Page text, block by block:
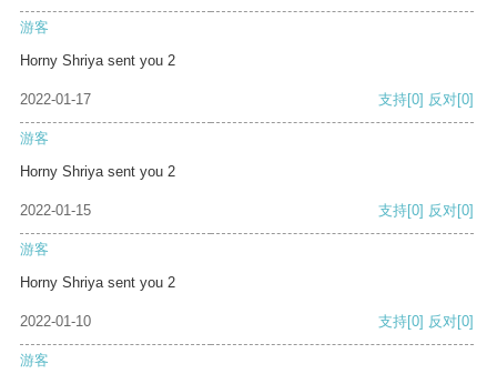
游客
Horny Shriya sent you 2
2022-01-17 支持[0] 反对[0]
游客
Horny Shriya sent you 2
2022-01-15 支持[0] 反对[0]
游客
Horny Shriya sent you 2
2022-01-10 支持[0] 反对[0]
游客